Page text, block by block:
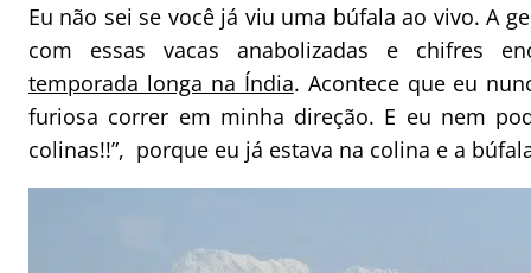
Eu não sei se você já viu uma búfala ao vivo. A
com essas vacas anabolizadas e chifres
temporada longa na Índia. Acontece que eu
furiosa correr em minha direção. E eu nem
colinas!!”, porque eu já estava na colina e a